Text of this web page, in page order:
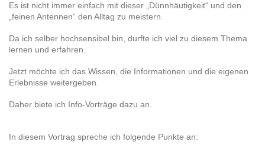
Es ist nicht immer einfach mit dieser „Dünnhäutigkeit“ und den
„feinen Antennen“ den Alltag zu meistern.
Da ich selber hochsensibel bin, durfte ich viel zu diesem Thema
lernen und erfahren.
Jetzt möchte ich das Wissen, die Informationen und die eigenen
Erlebnisse weitergeben.
Daher biete ich Info-Vorträge dazu an.
In diesem Vortrag spreche ich folgende Punkte an: